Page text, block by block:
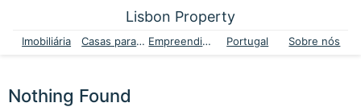
Lisbon Property
Imobiliária Casas para venda Empreendimentos Portugal Sobre nós
Nothing Found